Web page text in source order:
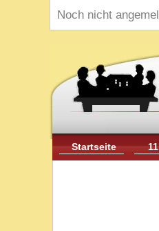
Noch nicht
Startseite